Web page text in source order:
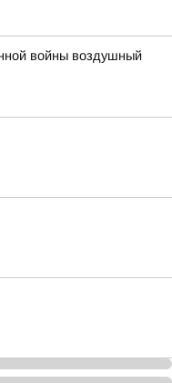
войны воздушный